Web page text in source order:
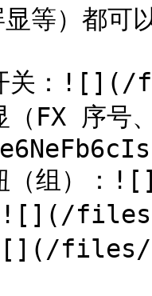
等）都可
关：![](/
（FX 序号
（组）
files/
files/